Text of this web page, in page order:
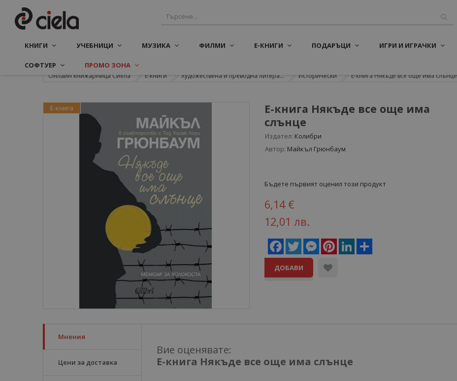
КНИГИ УЧЕБНИЦИ МУЗИКА ФИЛМИ Е-КНИГИ ПОДАРЪЦИ ИГРИ И ИГРАЧКИ
СОФТУЕР ПРОМО ЗОНА
Онлайн книжарница Сиела Е-книги Художествена и преводна литера... Исторически Е-книга Някъде все още има слънце
Е-книга Някъде все още има
слънце
Издател: Колибри
Автор: Майкъл Грюнбаум
Бъдете първият оценил този продукт
6,14 €
12,01 лв.
Facebook
Twitter MessengerPinterestLinkedIn
ДОБАВИ
Е-книга
Мнения
Цени за доставка
Вие оценявате:
Е-книга Някъде все още има слънце